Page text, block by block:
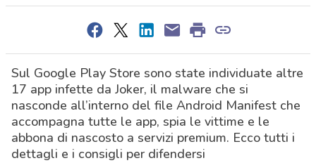
Sul Google Play Store sono state individuate altre
17 app infette da Joker, il malware che si
nasconde all’interno del file Android Manifest che
accompagna tutte le app, spia le vittime e le
abbona di nascosto a servizi premium. Ecco tutti i
dettagli e i consigli per difendersi